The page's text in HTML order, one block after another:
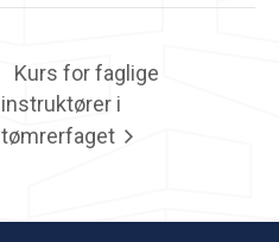
Kurs for faglige
instruktører i
tømrerfaget